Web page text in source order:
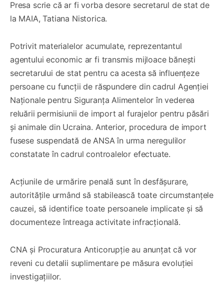
Presa scrie că ar fi vorba desore secretarul de stat de
la MAIA, Tatiana Nistorica.
Potrivit materialelor acumulate, reprezentantul
agentului economic ar fi transmis mijloace bănești
secretarului de stat pentru ca acesta să influențeze
persoane cu funcții de răspundere din cadrul Agenției
Naționale pentru Siguranța Alimentelor în vederea
reluării permisiunii de import al furajelor pentru păsări
și animale din Ucraina. Anterior, procedura de import
fusese suspendată de ANSA în urma neregulilor
constatate în cadrul controalelor efectuate.
Acțiunile de urmărire penală sunt în desfășurare,
autoritățile urmând să stabilească toate circumstanțele
cauzei, să identifice toate persoanele implicate și să
documenteze întreaga activitate infracțională.
CNA și Procuratura Anticorupție au anunțat că vor
reveni cu detalii suplimentare pe măsura evoluției
investigațiilor.